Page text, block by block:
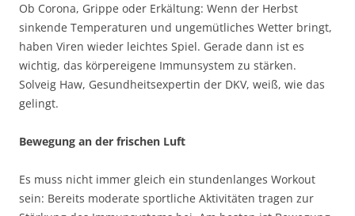
Ob Corona, Grippe oder Erkältung: Wenn der Herbst
sinkende Temperaturen und ungemütliches Wetter bringt,
haben Viren wieder leichtes Spiel. Gerade dann ist es
wichtig, das körpereigene Immunsystem zu stärken.
Solveig Haw, Gesundheitsexpertin der DKV, weiß, wie das
gelingt.
Bewegung an der frischen Luft
Es muss nicht immer gleich ein stundenlanges Workout
sein: Bereits moderate sportliche Aktivitäten tragen zur